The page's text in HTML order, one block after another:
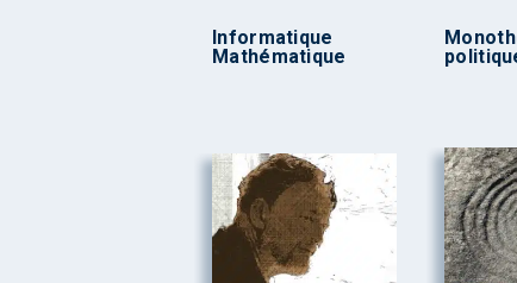
Informatique
Mathématique